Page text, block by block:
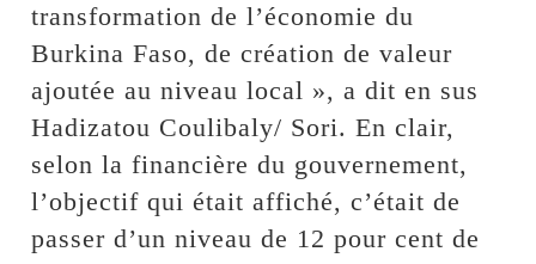
transformation de l’économie du
Burkina Faso, de création de valeur
ajoutée au niveau local », a dit en sus
Hadizatou Coulibaly/ Sori. En clair,
selon la financière du gouvernement,
l’objectif qui était affiché, c’était de
passer d’un niveau de 12 pour cent de